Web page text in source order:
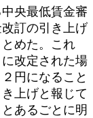
央最低賃金審
訂の引き上げ
めた。これ
改定された場
円になること
上げと報じて
あるごとに明